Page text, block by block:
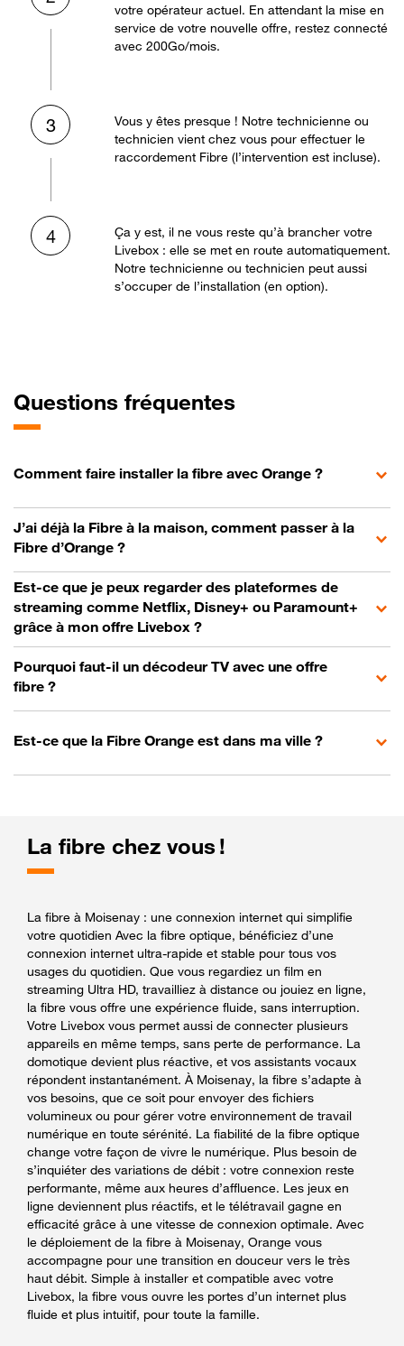
votre opérateur actuel. En attendant la mise en
service de votre nouvelle offre, restez connecté
avec 200Go/mois.
3
Vous y êtes presque ! Notre technicienne ou
technicien vient chez vous pour effectuer le
raccordement Fibre (l’intervention est incluse).
4
Ça y est, il ne vous reste qu’à brancher votre
Livebox : elle se met en route automatiquement.
Notre technicienne ou technicien peut aussi
s’occuper de l’installation (en option).
Questions fréquentes
Comment faire installer la fibre avec Orange ?
J’ai déjà la Fibre à la maison, comment passer à la
Fibre d’Orange ?
Est-ce que je peux regarder des plateformes de
streaming comme Netflix, Disney+ ou Paramount+
grâce à mon offre Livebox ?
Pourquoi faut-il un décodeur TV avec une offre
fibre ?
Est-ce que la Fibre Orange est dans ma ville ?
La fibre chez vous !
La fibre à Moisenay : une connexion internet qui simplifie
votre quotidien Avec la fibre optique, bénéficiez d’une
connexion internet ultra-rapide et stable pour tous vos
usages du quotidien. Que vous regardiez un film en
streaming Ultra HD, travailliez à distance ou jouiez en ligne,
la fibre vous offre une expérience fluide, sans interruption.
Votre Livebox vous permet aussi de connecter plusieurs
appareils en même temps, sans perte de performance. La
domotique devient plus réactive, et vos assistants vocaux
répondent instantanément. À Moisenay, la fibre s’adapte à
vos besoins, que ce soit pour envoyer des fichiers
volumineux ou pour gérer votre environnement de travail
numérique en toute sérénité. La fiabilité de la fibre optique
change votre façon de vivre le numérique. Plus besoin de
s’inquiéter des variations de débit : votre connexion reste
performante, même aux heures d’affluence. Les jeux en
ligne deviennent plus réactifs, et le télétravail gagne en
efficacité grâce à une vitesse de connexion optimale. Avec
le déploiement de la fibre à Moisenay, Orange vous
accompagne pour une transition en douceur vers le très
haut débit. Simple à installer et compatible avec votre
Livebox, la fibre vous ouvre les portes d’un internet plus
fluide et plus intuitif, pour toute la famille.